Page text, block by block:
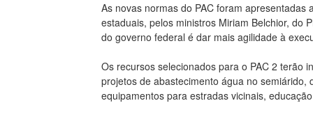
As novas normas do PAC foram
estaduais, pelos ministros Miriam Belchior, do
do governo federal é dar mais agilidade à
Os recursos selecionados para o PAC 2 terão
projetos de abastecimento água no
equipamentos para estradas vicinais,